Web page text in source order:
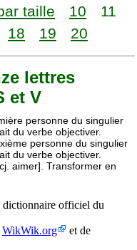
taille 10
11
18 19 20
lettres
et V
personne du singulier
du verbe objectiver.
personne du singulier
du verbe objectiver.
aimer]. Transformer en
dictionnaire officiel du
WikWik.org
et de